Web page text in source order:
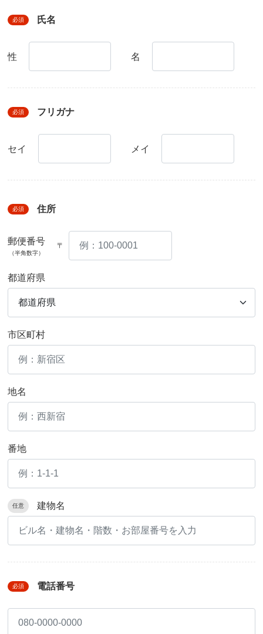
必須 氏名
性 名
必須 フリガナ
セイ メイ
必須 住所
郵便番号
（半角数字）
〒
都道府県
市区町村
地名
番地
任意 建物名
必須 電話番号